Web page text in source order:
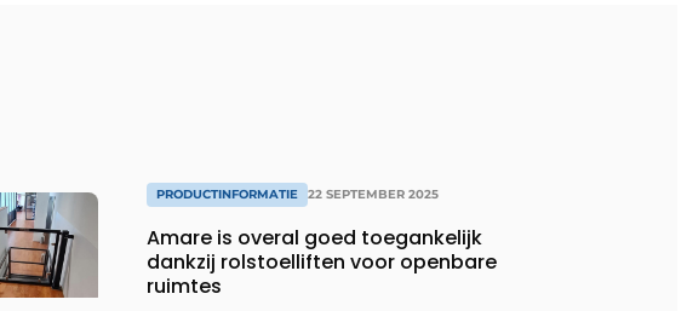
PRODUCTINFORMATIE 22 SEPTEMBER 2025
Amare is overal goed toegankelijk
dankzij rolstoelliften voor openbare
ruimtes